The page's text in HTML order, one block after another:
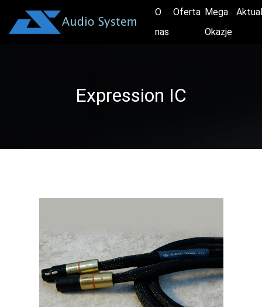
O
nas
Oferta Mega
Okazje
Expression IC